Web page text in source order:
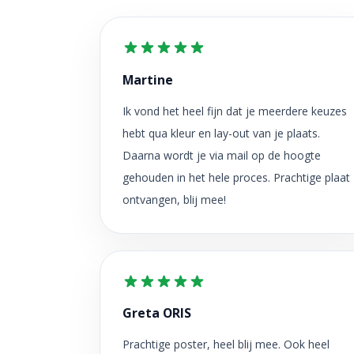
Martine
Ik vond het heel fijn dat je meerdere keuzes
hebt qua kleur en lay-out van je plaats.
Daarna wordt je via mail op de hoogte
gehouden in het hele proces. Prachtige plaat
ontvangen, blij mee!
Greta ORIS
Prachtige poster, heel blij mee. Ook heel